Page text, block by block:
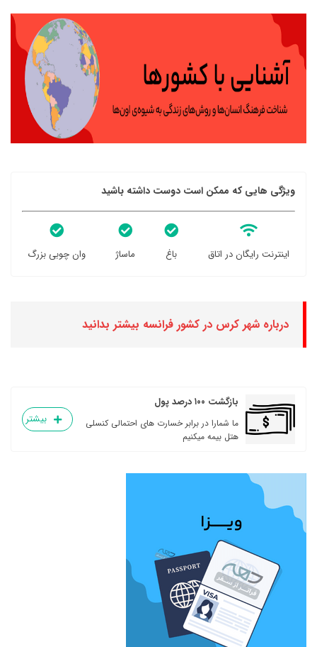
ویژگی هایی که ممکن است دوست داشته باشید
اینترنت رایگان در اتاق باغ ماساژ وان چوبی بزرگ
درباره شهر کرس در کشور فرانسه بیشتر بدانید
بازگشت ۱۰۰ درصد پول
ما شمارا در برابر خسارت های احتمالی کنسلی
هتل بیمه میکنیم
بیشتر